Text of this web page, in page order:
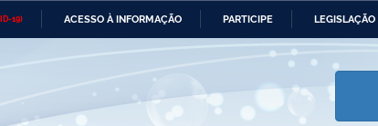
19) ACESSO À INFORMAÇÃO PARTICIPE LEGISLAÇÃO
Ministério das Relações Ministério da Economia